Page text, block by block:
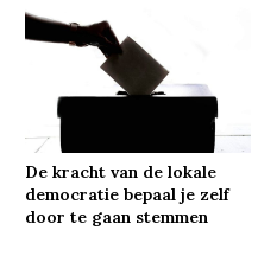
De kracht van de lokale
democratie bepaal je zelf
door te gaan stemmen